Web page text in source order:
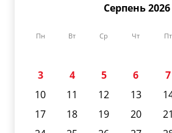
Серпень 2026
Пн Вт Ср Чт Пт
3
4 5 6 7
10
11 12 13
17
18 19 20 21